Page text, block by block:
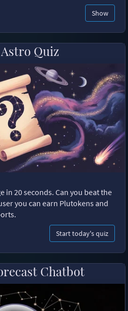
Show
Quiz
in 20 seconds. Can you beat the
you can earn Plutokens and
Start today's quiz
Chatbot